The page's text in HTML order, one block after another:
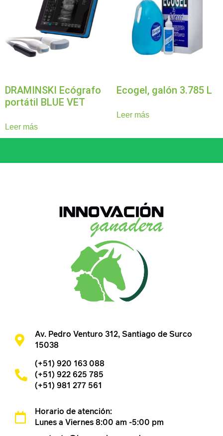
DRAMINSKI Ecógrafo
portátil BLUE VET
Leer más
Ecogel, galón 3.785 L
Leer más
Av. Pedro Venturo 312, Santiago de Surco
15038
(+51) 920 163 088
(+51) 922 625 785
(+51) 981 277 561
Horario de atención:
Lunes a Viernes 8:00 am -5:00 pm